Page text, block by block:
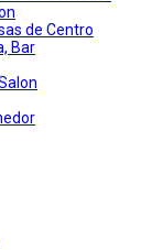
de Centro
Bar